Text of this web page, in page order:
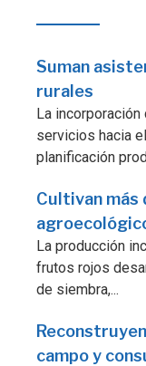
Suman
rurales
La
servicios hacia
planificación
Cultivan más
La producción
frutos rojos
de siembra,...
campo y